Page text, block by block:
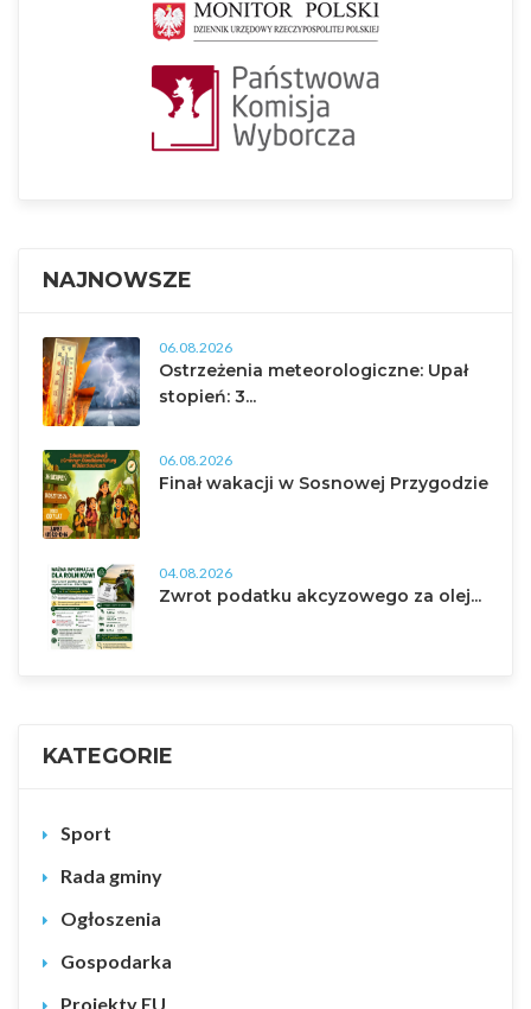
NAJNOWSZE
06.08.2026
Ostrzeżenia meteorologiczne: Upał
stopień: 3...
06.08.2026
Finał wakacji w Sosnowej Przygodzie
04.08.2026
Zwrot podatku akcyzowego za olej...
KATEGORIE
Sport
Rada gminy
Ogłoszenia
Gospodarka
Projekty EU